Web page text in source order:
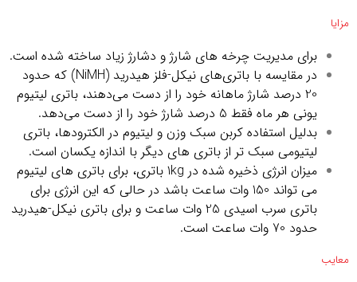
مزایا
برای مدیریت چرخه های شارژ و دشارژ زیاد ساخته شده است.
در مقایسه با باتری‌های نیکل-فلز هیدرید (NiMH) که حدود
20 درصد شارژ ماهانه خود را از دست می‌دهند، باتری لیتیوم
یونی هر ماه فقط 5 درصد شارژ خود را از دست می‌دهد.
بدلیل استفاده کربن سبک وزن و لیتیوم در الکترودها، باتری
لیتیومی سبک تر از باتری های دیگر با اندازه یکسان است.
میزان انرژی ذخیره شده در 1kg باتری، برای باتری های لیتیوم
می تواند 150 وات ساعت باشد در حالی که این انرژی برای
باتری سرب اسیدی 25 وات ساعت و برای باتری نیکل-هیدرید
حدود 70 وات ساعت است.
معایب